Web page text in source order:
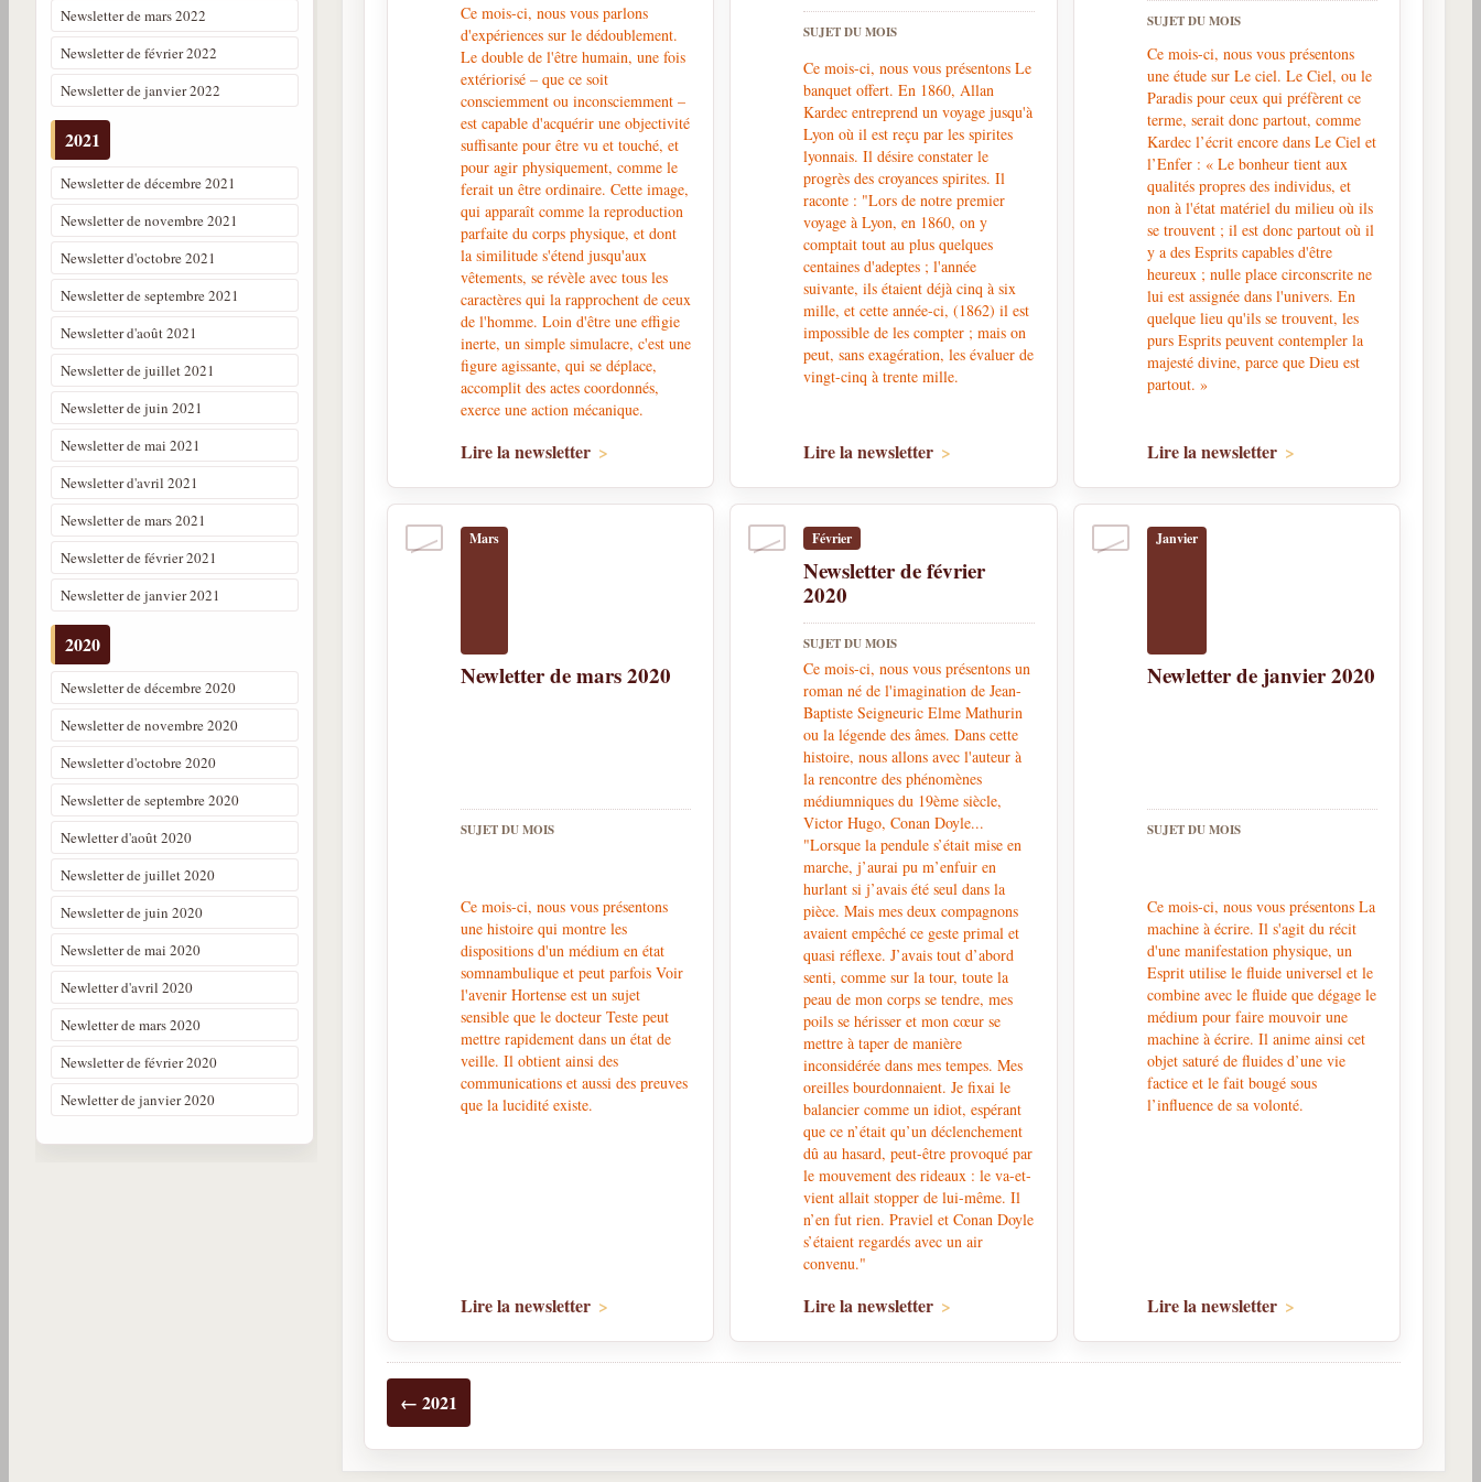
Newsletter de mars 2022
Newsletter de février 2022
Newsletter de janvier 2022
2021
Newsletter de décembre 2021
Newsletter de novembre 2021
Newsletter d'octobre 2021
Newsletter de septembre 2021
Newsletter d'août 2021
Newsletter de juillet 2021
Newsletter de juin 2021
Newsletter de mai 2021
Newsletter d'avril 2021
Newsletter de mars 2021
Newsletter de février 2021
Newsletter de janvier 2021
2020
Newsletter de décembre 2020
Newsletter de novembre 2020
Newsletter d'octobre 2020
Newsletter de septembre 2020
Newletter d'août 2020
Newsletter de juillet 2020
Newsletter de juin 2020
Newsletter de mai 2020
Newletter d'avril 2020
Newletter de mars 2020
Newsletter de février 2020
Newletter de janvier 2020
Ce mois-ci, nous vous parlons
d'expériences sur le dédoublement.
Le double de l'être humain, une fois
extériorisé – que ce soit
consciemment ou inconsciemment –
est capable d'acquérir une objectivité
suffisante pour être vu et touché, et
pour agir physiquement, comme le
ferait un être ordinaire. Cette image,
qui apparaît comme la reproduction
parfaite du corps physique, et dont
la similitude s'étend jusqu'aux
vêtements, se révèle avec tous les
caractères qui la rapprochent de ceux
de l'homme. Loin d'être une effigie
inerte, un simple simulacre, c'est une
figure agissante, qui se déplace,
accomplit des actes coordonnés,
exerce une action mécanique.
Lire la newsletter
SUJET DU MOIS
Ce mois-ci, nous vous présentons Le
banquet offert. En 1860, Allan
Kardec entreprend un voyage jusqu'à
Lyon où il est reçu par les spirites
lyonnais. Il désire constater le
progrès des croyances spirites. Il
raconte : "Lors de notre premier
voyage à Lyon, en 1860, on y
comptait tout au plus quelques
centaines d'adeptes ; l'année
suivante, ils étaient déjà cinq à six
mille, et cette année-ci, (1862) il est
impossible de les compter ; mais on
peut, sans exagération, les évaluer de
vingt-cinq à trente mille.
Lire la newsletter
SUJET DU MOIS
Ce mois-ci, nous vous présentons
une étude sur Le ciel. Le Ciel, ou le
Paradis pour ceux qui préfèrent ce
terme, serait donc partout, comme
Kardec l’écrit encore dans Le Ciel et
l’Enfer : « Le bonheur tient aux
qualités propres des individus, et
non à l'état matériel du milieu où ils
se trouvent ; il est donc partout où il
y a des Esprits capables d'être
heureux ; nulle place circonscrite ne
lui est assignée dans l'univers. En
quelque lieu qu'ils se trouvent, les
purs Esprits peuvent contempler la
majesté divine, parce que Dieu est
partout. »
Lire la newsletter
Mars
Newletter de mars 2020
SUJET DU MOIS
Ce mois-ci, nous vous présentons
une histoire qui montre les
dispositions d'un médium en état
somnambulique et peut parfois Voir
l'avenir Hortense est un sujet
sensible que le docteur Teste peut
mettre rapidement dans un état de
veille. Il obtient ainsi des
communications et aussi des preuves
que la lucidité existe.
Lire la newsletter
Février
Newsletter de février
2020
SUJET DU MOIS
Ce mois-ci, nous vous présentons un
roman né de l'imagination de Jean-
Baptiste Seigneuric Elme Mathurin
ou la légende des âmes. Dans cette
histoire, nous allons avec l'auteur à
la rencontre des phénomènes
médiumniques du 19ème siècle,
Victor Hugo, Conan Doyle...
"Lorsque la pendule s’était mise en
marche, j’aurai pu m’enfuir en
hurlant si j’avais été seul dans la
pièce. Mais mes deux compagnons
avaient empêché ce geste primal et
quasi réflexe. J’avais tout d’abord
senti, comme sur la tour, toute la
peau de mon corps se tendre, mes
poils se hérisser et mon cœur se
mettre à taper de manière
inconsidérée dans mes tempes. Mes
oreilles bourdonnaient. Je fixai le
balancier comme un idiot, espérant
que ce n’était qu’un déclenchement
dû au hasard, peut-être provoqué par
le mouvement des rideaux : le va-et-
vient allait stopper de lui-même. Il
n’en fut rien. Praviel et Conan Doyle
s’étaient regardés avec un air
convenu."
Lire la newsletter
Janvier
Newletter de janvier 2020
SUJET DU MOIS
Ce mois-ci, nous vous présentons La
machine à écrire. Il s'agit du récit
d'une manifestation physique, un
Esprit utilise le fluide universel et le
combine avec le fluide que dégage le
médium pour faire mouvoir une
machine à écrire. Il anime ainsi cet
objet saturé de fluides d’une vie
factice et le fait bougé sous
l’influence de sa volonté.
Lire la newsletter
← 2021